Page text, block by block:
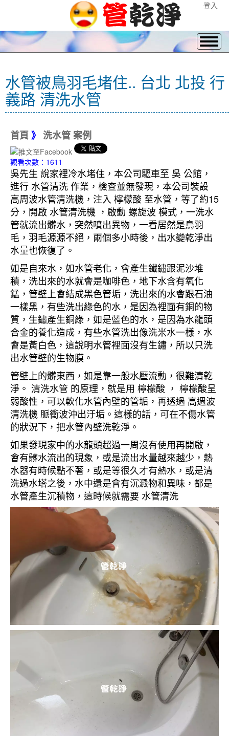
登入
水管被鳥羽毛堵住.. 台北 北投 行
義路 清洗水管
首頁 》 洗水管 案例
觀看次數：1611
吳先生 說家裡冷水堵住，本公司驅車至 吳 公館，
進行 水管清洗 作業，檢查並無發現，本公司裝設
高周波水管清洗機，注入 檸檬酸 至水管，等了約15
分，開啟 水管清洗機 ，啟動 螺旋波 模式，一洗水
管就流出髒水，突然噴出異物，一看居然是鳥羽
毛，羽毛源源不絕，兩個多小時後，出水變乾淨出
水量也恢復了。
如是自來水，如水管老化，會產生鐵鏽跟泥沙堆
積，洗出來的水就會是咖啡色，地下水含有氧化
錳，管壁上會結成黑色管垢，洗出來的水會跟石油
一樣黑，有些洗出綠色的水，是因為裡面有銅的物
質，生鏽產生銅綠，如是藍色的水，是因為水龍頭
合金的養化造成，有些水管洗出像洗米水一樣，水
會是黃白色，這說明水管裡面沒有生鏽，所以只洗
出水管壁的生物膜。
管壁上的髒東西，如是靠一般水壓流動，很難清乾
淨。 清洗水管 的原理，就是用 檸檬酸 ， 檸檬酸呈
弱酸性，可以軟化水管內壁的管垢，再透過 高週波
清洗機 脈衝波沖出汙垢。這樣的話，可在不傷水管
的狀況下，把水管內壁洗乾淨。
如果發現家中的水龍頭超過一周沒有使用再開啟，
會有髒水流出的現象，或是流出水量越來越少，熱
水器有時候點不著，或是等很久才有熱水，或是清
洗過水塔之後，水中還是會有沉澱物和異味，都是
水管產生沉積物，這時候就需要 水管清洗